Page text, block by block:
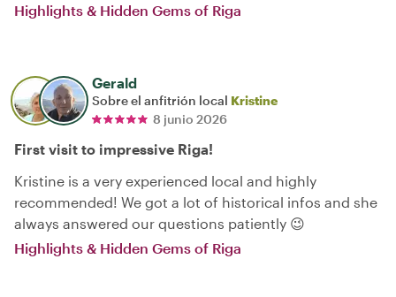
Highlights & Hidden Gems of Riga
Gerald
Sobre el anfitrión local Kristine
8 junio 2026
First visit to impressive Riga!
Kristine is a very experienced local and highly
recommended! We got a lot of historical infos and she
always answered our questions patiently 😉
Highlights & Hidden Gems of Riga